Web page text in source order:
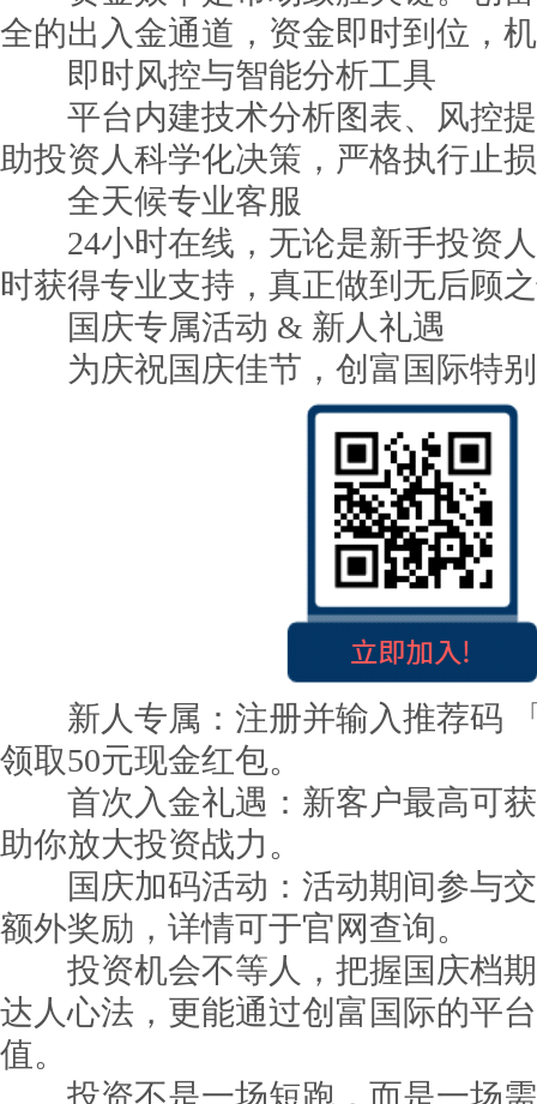
全的出入金通道，资金即时到位，
即时风控与智能分析工具
平台内建技术分析图表、风控提
助投资人科学化决策，严格执行止
全天候专业客服
24小时在线，无论是新手投资人
时获得专业支持，真正做到无后顾
国庆专属活动 & 新人礼遇
为庆祝国庆佳节，创富国际特别
新人专属：注册并输入推荐码 「
领取50元现金红包。
首次入金礼遇：新客户最高可获
助你放大投资战力。
国庆加码活动：活动期间参与交
额外奖励，详情可于官网查询。
投资机会不等人，把握国庆档期
达人心法，更能通过创富国际的平
值。
投资不是一场短跑，而是一场需